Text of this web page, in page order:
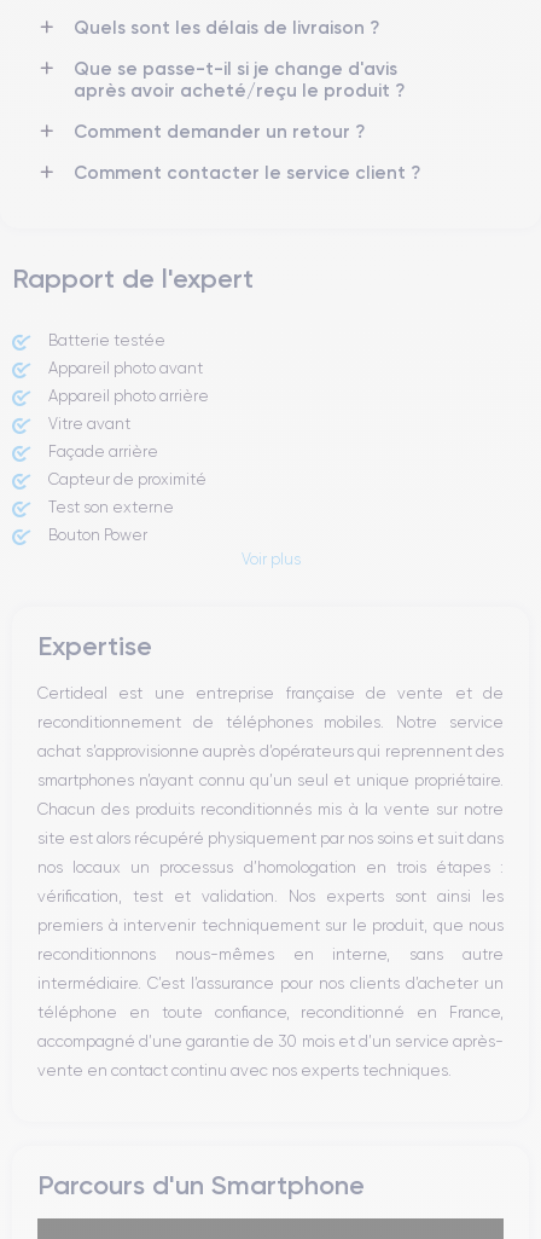
3969 mAh Nano-SIM + eSIM
Réseau mobile Débloqué
smartphone, consulter lafiche technique de l'iPhone 11 Pro Max.
Quels sont les délais de livraison ?
Que se passe-t-il si je change d'avis
après avoir acheté/reçu le produit ?
Comment demander un retour ?
Comment contacter le service client ?
Rapport de l'expert
Batterie testée
Appareil photo avant
Appareil photo arrière ​
Vitre avant ​
Façade arrière
Capteur de proximité
Test son externe
Bouton Power
Haut parleur
Bouton Home
Bluetooth
WiFi
Réseau
Vibreur
Prise USB
Voir plus
Expertise
Certideal est une entreprise française de vente et de
reconditionnement de téléphones mobiles. Notre service
achat s’approvisionne auprès d’opérateurs qui reprennent des
smartphones n’ayant connu qu’un seul et unique propriétaire.
Chacun des produits reconditionnés mis à la vente sur notre
site est alors récupéré physiquement par nos soins et suit dans
nos locaux un processus d’homologation en trois étapes :
vérification, test et validation. Nos experts sont ainsi les
premiers à intervenir techniquement sur le produit, que nous
reconditionnons nous-mêmes en interne, sans autre
intermédiaire. C’est l’assurance pour nos clients d’acheter un
téléphone en toute confiance, reconditionné en France,
accompagné d’une garantie de 30 mois et d’un service après-
vente en contact continu avec nos experts techniques.
Parcours d'un Smartphone